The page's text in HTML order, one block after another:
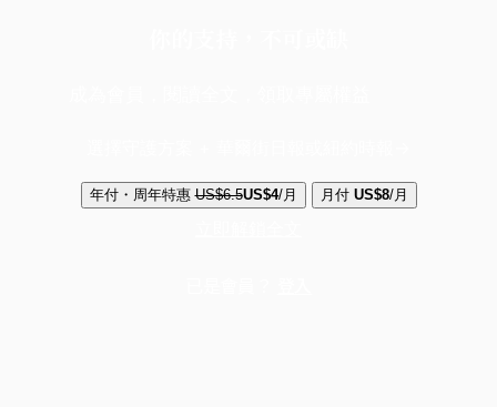
年付・周年特惠 US$6.5US$4/月 月付 US$8/月